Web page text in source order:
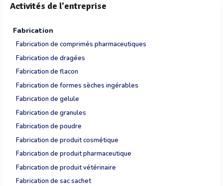
Activités de l'entreprise
Fabrication
Fabrication de comprimés pharmaceutiques
Fabrication de dragées
Fabrication de flacon
Fabrication de formes sèches ingérables
Fabrication de gelule
Fabrication de granules
Fabrication de poudre
Fabrication de produit cosmétique
Fabrication de produit pharmaceutique
Fabrication de produit vétérinaire
Fabrication de sac sachet